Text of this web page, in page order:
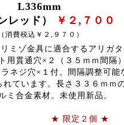
L336mm
レッド）
￥２,７００
（消費税込￥２,９７０）
ミゾ金具に適合するアリガ
用貫通穴×２（３５ｍｍ間隔
ネジ穴×１付。間隔調整可能
れています。長さ３３６ｍｍ
ミ合金素材。未使用新品。
２個 ★